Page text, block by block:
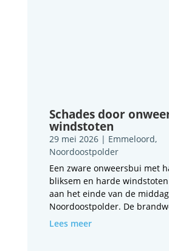
Schades door
windstoten
29 mei 2026| Emmeloord,
Noordoostpolder
Een zware onweersbui met
bliksem en harde
aan het einde van de
Noordoostpolder. De
Lees meer